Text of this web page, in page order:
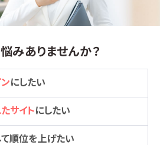
みありませんか？
にしたい
サイトにしたい
て順位を上げたい